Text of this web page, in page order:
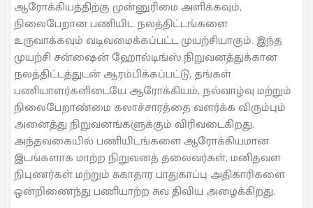
ஆரோக்கியத்திற்கு முன்னுரிமை அளிக்கவும்,
நிலைபேறான பணியிட நலத்திட்டங்களை
உருவாக்கவும் வடிவமைக்கப்பட்ட முயற்சியாகும். இந்த
முயற்சி சன்ஷைன் ஹோல்டிங்ஸ் நிறுவனத்துக்கான
நலத்திட்டத்துடன் ஆரம்பிக்கப்பட்டு, தங்கள்
பணியாளர்களிடையே ஆரோக்கியம், நல்வாழ்வு மற்றும்
நிலைபேறாண்மை கலாச்சாரத்தை வளர்க்க விரும்பும்
அனைத்து நிறுவனங்களுக்கும் விரிவடைகிறது.
அந்தவகையில் பணியிடங்களை ஆரோக்கியமான
இடங்களாக மாற்ற நிறுவனத் தலைவர்கள், மனிதவள
நிபுணர்கள் மற்றும் சுகாதார பாதுகாப்பு அதிகாரிகளை
ஒன்றிணைந்து பணியாற்ற சுவ திவிய அழைக்கிறது.